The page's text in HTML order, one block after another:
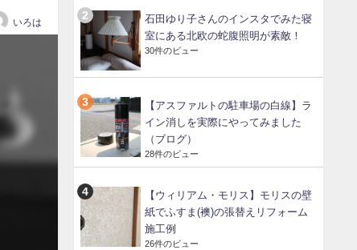
いろは
石田ゆり子さんのインスタでみた寝
室にある北欧の蛇腹照明が素敵！
30件のビュー
【アスファルトの駐車場の白線】ラ
イン消しを実際にやってみました
（ブログ）
28件のビュー
【ウィリアム・モリス】モリスの壁
紙でふすま(襖)の張替えリフォーム
施工例
26件のビュー